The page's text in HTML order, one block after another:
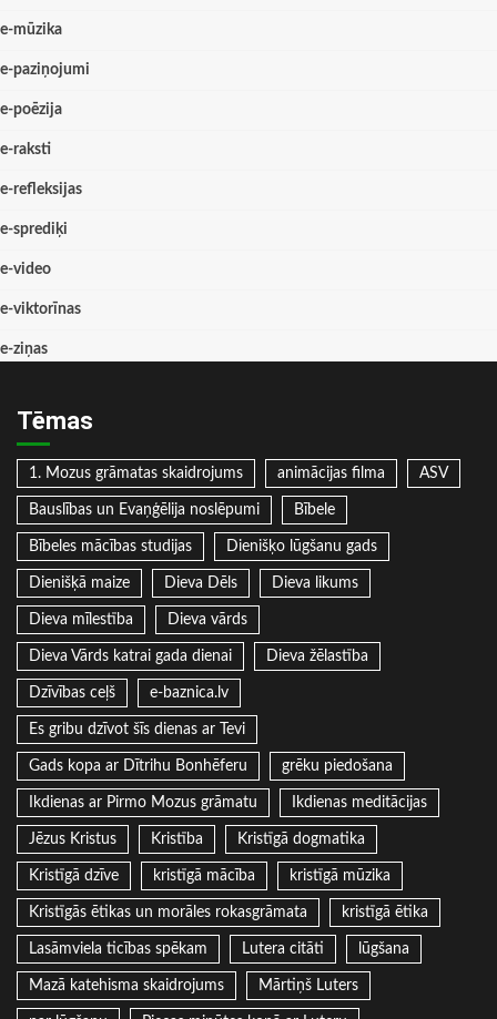
e-mūzika
e-paziņojumi
e-poēzija
e-raksti
e-refleksijas
e-sprediķi
e-video
e-viktorīnas
e-ziņas
Tēmas
1. Mozus grāmatas skaidrojums animācijas filma ASV
Bauslības un Evaņģēlija noslēpumi Bībele
Bībeles mācības studijas Dienišķo lūgšanu gads
Dienišķā maize Dieva Dēls Dieva likums
Dieva mīlestība Dieva vārds
Dieva Vārds katrai gada dienai Dieva žēlastība
Dzīvības ceļš e-baznica.lv
Es gribu dzīvot šīs dienas ar Tevi
Gads kopa ar Dītrihu Bonhēferu grēku piedošana
Ikdienas ar Pirmo Mozus grāmatu Ikdienas meditācijas
Jēzus Kristus Kristība Kristīgā dogmatika
Kristīgā dzīve kristīgā mācība kristīgā mūzika
Kristīgās ētikas un morāles rokasgrāmata kristīgā ētika
Lasāmviela ticības spēkam Lutera citāti lūgšana
Mazā katehisma skaidrojums Mārtiņš Luters